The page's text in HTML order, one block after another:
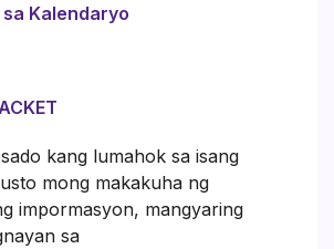
Kalendaryo
kang lumahok sa isang
mong makakuha ng
impormasyon, mangyaring
sa